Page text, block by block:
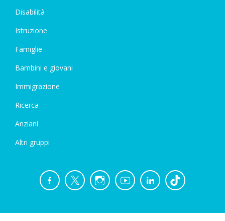
Disabilità
Istruzione
Famiglie
Bambini e giovani
Immigrazione
Ricerca
Anziani
Altri gruppi